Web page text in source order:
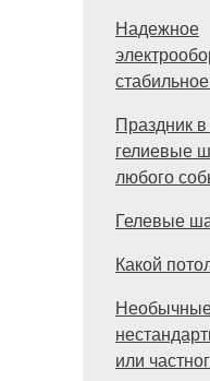
Надежное
Праздник в
гелиевые
любого
Гелевые
Какой
Необычные
или